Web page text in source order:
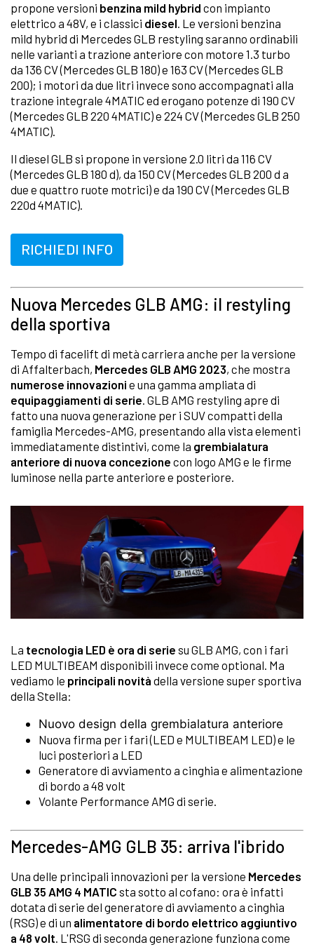
propone versioni benzina mild hybrid con impianto
elettrico a 48V, e i classici diesel. Le versioni benzina
mild hybrid di Mercedes GLB restyling saranno ordinabili
nelle varianti a trazione anteriore con motore 1.3 turbo
da 136 CV (Mercedes GLB 180) e 163 CV (Mercedes GLB
200); i motori da due litri invece sono accompagnati alla
trazione integrale 4MATIC ed erogano potenze di 190 CV
(Mercedes GLB 220 4MATIC) e 224 CV (Mercedes GLB 250
4MATIC).
Il diesel GLB si propone in versione 2.0 litri da 116 CV
(Mercedes GLB 180 d), da 150 CV (Mercedes GLB 200 d a
due e quattro ruote motrici) e da 190 CV (Mercedes GLB
220d 4MATIC).
RICHIEDI INFO
Nuova Mercedes GLB AMG: il restyling
della sportiva
Tempo di facelift di metà carriera anche per la versione
di Affalterbach, Mercedes GLB AMG 2023, che mostra
numerose innovazioni e una gamma ampliata di
equipaggiamenti di serie . GLB AMG restyling apre di
fatto una nuova generazione per i SUV compatti della
famiglia Mercedes-AMG, presentando alla vista elementi
immediatamente distintivi, come la grembialatura
anteriore di nuova concezione con logo AMG e le firme
luminose nella parte anteriore e posteriore.
La tecnologia LED è ora di serie su GLB AMG, con i fari
LED MULTIBEAM disponibili invece come optional. Ma
vediamo le principali novità della versione super sportiva
della Stella:
Nuovo design della grembialatura anteriore
Nuova firma per i fari (LED e MULTIBEAM LED) e le
luci posteriori a LED
Generatore di avviamento a cinghia e alimentazione
di bordo a 48 volt
Volante Performance AMG di serie.
Mercedes-AMG GLB 35: arriva l'ibrido
Una delle principali innovazioni per la versione Mercedes
GLB 35 AMG 4 MATIC sta sotto al cofano: ora è infatti
dotata di serie del generatore di avviamento a cinghia
(RSG) e di un alimentatore di bordo elettrico aggiuntivo
a 48 volt. L'RSG di seconda generazione funziona come